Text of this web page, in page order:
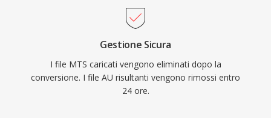
Gestione Sicura
I file MTS caricati vengono eliminati dopo la
conversione. I file AU risultanti vengono rimossi entro
24 ore.